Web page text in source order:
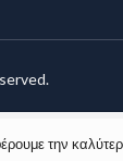
την